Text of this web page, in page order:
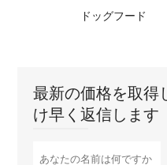
ドッグフード
最新の価格を取得
け早く返信します